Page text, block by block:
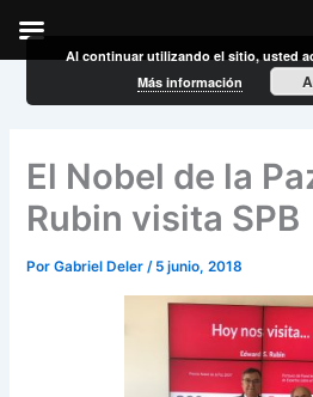
El Nobel de la
Rubin visita SPB
PorGabriel Deler/ 5 junio, 2018
Al continuar utilizando el sitio, usted
Más información